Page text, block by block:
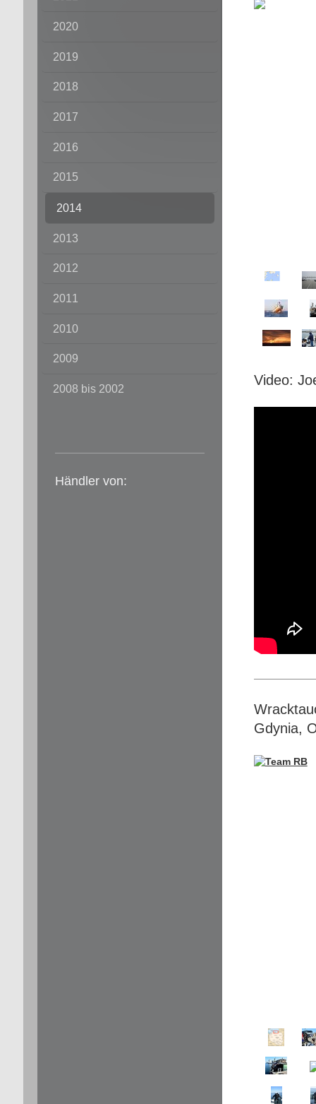
Video:
Gdynia,
2020
2019
2018
2017
2016
2015
2014
2013
2012
2011
2010
2009
2008 bis 2002
Händler von: